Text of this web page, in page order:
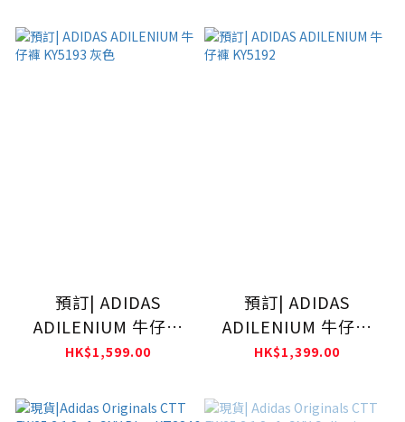
預訂| ADIDAS
ADILENIUM 牛仔褲
KY5193 灰色
HK$1,599.00
預訂| ADIDAS
ADILENIUM 牛仔褲
KY5192
HK$1,399.00